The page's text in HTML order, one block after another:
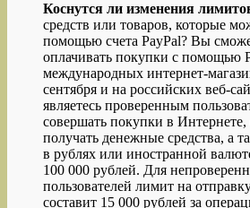
Коснутся ли изменения
средств или товаров, которые
помощью счета PayPal? Вы
оплачивать покупки с помощью
международных интернет-
сентября и на российских веб-
являетесь проверенным
совершать покупки в Интернете,
получать денежные средства, а
в рублях или иностранной
100 000 рублей. Для
пользователей лимит на
составит 15 000 рублей за